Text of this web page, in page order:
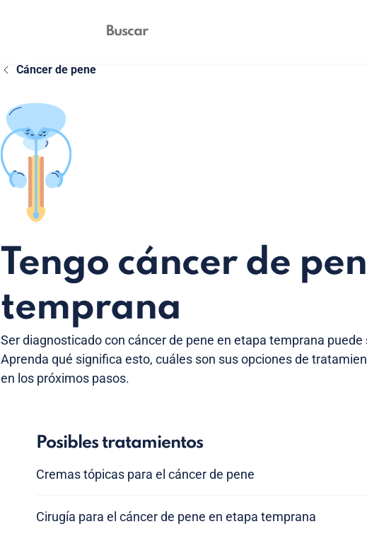
Cáncer de pene
Tengo cáncer de
temprana
Ser diagnosticado con cáncer de pene en etapa temprana puede
Aprenda qué significa esto, cuáles son sus opciones de
en los próximos pasos.
Posibles tratamientos
Cremas tópicas para el cáncer de pene
Cirugía para el cáncer de pene en etapa temprana